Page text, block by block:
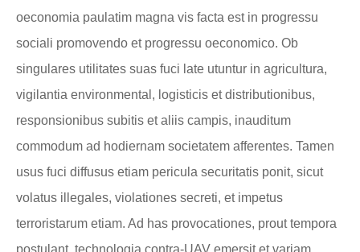
oeconomia paulatim magna vis facta est in progressu
sociali promovendo et progressu oeconomico. Ob
singulares utilitates suas fuci late utuntur in agricultura,
vigilantia environmental, logisticis et distributionibus,
responsionibus subitis et aliis campis, inauditum
commodum ad hodiernam societatem afferentes. Tamen
usus fuci diffusus etiam pericula securitatis ponit, sicut
volatus illegales, violationes secreti, et impetus
terroristarum etiam. Ad has provocationes, prout tempora